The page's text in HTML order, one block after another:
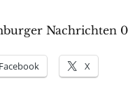
Nachrichten
Facebook X